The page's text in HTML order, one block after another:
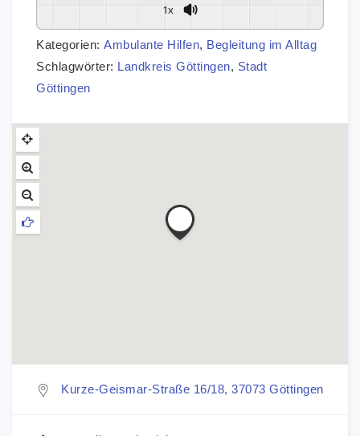
1x
Kategorien: Ambulante Hilfen, Begleitung im Alltag
Schlagwörter: Landkreis Göttingen, Stadt
Göttingen
Kurze-Geismar-Straße 16/18, 37073 Göttingen